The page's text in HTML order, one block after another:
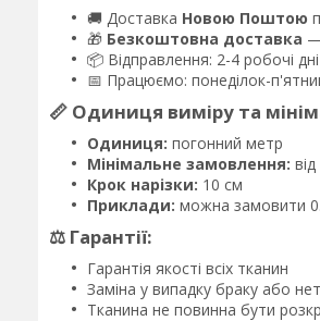
🚚 Доставка Новою Поштою
🎁 Безкоштовна доставка
📦 Відправлення: 2-4 робочі
📅 Працюємо: понеділок-
📏 Одиниця виміру та
Одиниця: погонний метр
Мінімальне замовлення:
Крок нарізки: 10 см
Приклади: можна замовити
⚖️ Гарантії:
Гарантія якості всіх тканин
Заміна у випадку браку або
Тканина не повинна бути